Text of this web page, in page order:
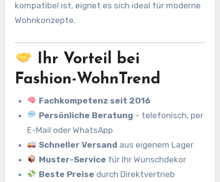
kompatibel ist, eignet es sich ideal für moderne
Wohnkonzepte.
Ihr Vorteil bei
Fashion-WohnTrend
Fachkompetenz seit 2016
Persönliche Beratung – telefonisch, per
E-Mail oder WhatsApp
Schneller Versand aus eigenem Lager
Muster-Service für Ihr Wunschdekor
Beste Preise durch Direktvertrieb